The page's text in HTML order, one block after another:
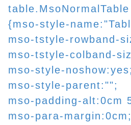
table.MsoNormalTable
{mso-style-
mso-tstyle-rowband-
mso-tstyle-colband-
mso-style-noshow:yes;
mso-style-parent:"";
mso-padding-alt:0cm
mso-para-margin:0cm;